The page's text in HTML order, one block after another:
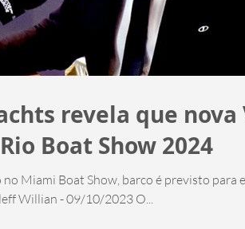
revela que nova
Boat Show 2024
Miami Boat Show, barco é previsto para
Willian - 09/10/2023 O...